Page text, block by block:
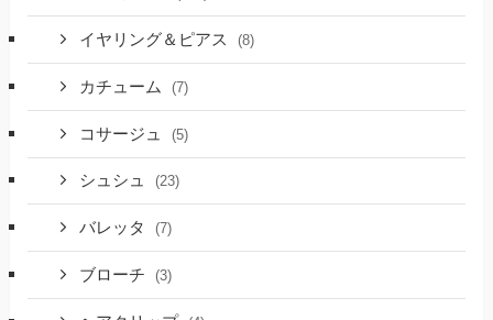
イヤリング＆ピアス (8)
カチューム (7)
コサージュ (5)
シュシュ (23)
バレッタ (7)
ブローチ (3)